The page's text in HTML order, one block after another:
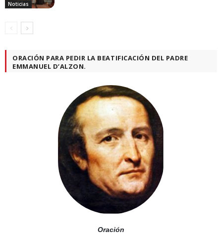
Noticias
ORACIÓN PARA PEDIR LA BEATIFICACIÓN DEL PADRE
EMMANUEL D’ALZON.
Oración